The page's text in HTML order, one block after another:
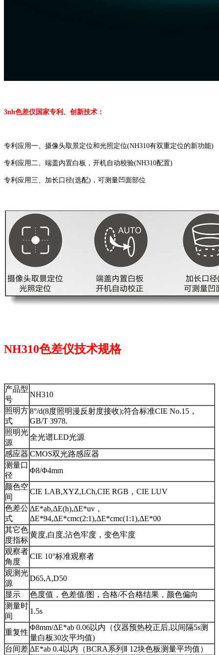
3nh色差仪国家专利、创新技术：
专利应用一、摄像头取景定位和光照定位(NH310有双重定位的新功能)
专利应用二、端盖内置白板，开机自动校验(NH310配置)
专利应用三、加长口径(选配)，可测量凹面部位
NH310色差仪技术规格
产品型
号
NH310
照明方
式
8°/d(8度照明漫反射度接收);符合标准CIE No.15，
GB/T 3978.
照明光
源
全光谱LED光源
感应器 CMOS双光路感应器
测量口
径
Φ8/Φ4mm
颜色空
间
CIE LAB,XYZ,LCh,CIE RGB，CIE LUV
色差公
式
ΔE*ab,ΔE(h),ΔE*uv，
ΔE*94,ΔE*cmc(2:1),ΔE*cmc(1:1),ΔE*00
其它色
度指标
黄度,白度,沾色牢度，变色牢度
观察者
角度
CIE 10°标准观察者
观测光
源
D65,A,D50
显示
色度值，色差值/图，合格/不合格结果，颜色偏向
测量时
间
1.5s
重复性
Φ8mm/ΔE*ab 0.06以内（仪器预热校正后,以间隔5s测
量白板30次平均值)
台间差 ΔE*ab 0.4以内（BCRA系列Ⅱ 12块色板测量平均值）